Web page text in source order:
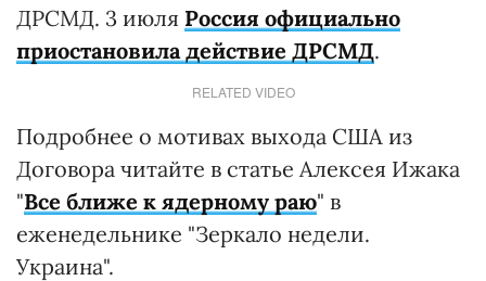
ДРСМД. 3 июля Россия официально
приостановила действие ДРСМД.
RELATED VIDEO
Подробнее о мотивах выхода США из
Договора читайте в статье Алексея Ижака
"Все ближе к ядерному раю" в
еженедельнике "Зеркало недели.
Украина".